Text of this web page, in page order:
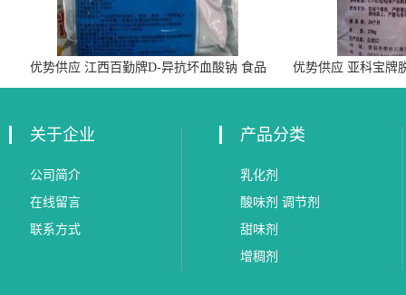
优势供应 江西百勤牌D-异抗坏血酸钠 食品
级抗氧化剂
优势供应 亚科宝牌
关于企业
公司简介
在线留言
联系方式
产品分类
乳化剂
酸味剂 调节剂
甜味剂
增稠剂